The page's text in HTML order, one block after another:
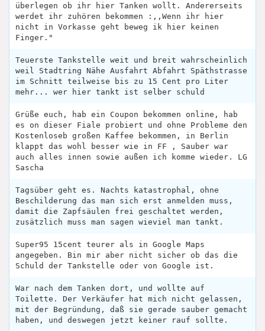
überlegen ob ihr hier Tanken wollt. Andererseits
werdet ihr zuhören bekommen :,,Wenn ihr hier
nicht in Vorkasse geht beweg ik hier keinen
Finger."
Teuerste Tankstelle weit und breit wahrscheinlich
weil Stadtring Nähe Ausfahrt Abfahrt Späthstrasse
im Schnitt teilweise bis zu 15 Cent pro Liter
mehr... wer hier tankt ist selber schuld
Grüße euch, hab ein Coupon bekommen online, hab
es on dieser Fiale probiert und ohne Probleme den
Kostenloseb großen Kaffee bekommen, in Berlin
klappt das wohl besser wie in FF , Sauber war
auch alles innen sowie außen ich komme wieder. LG
Sascha
Tagsüber geht es. Nachts katastrophal, ohne
Beschilderung das man sich erst anmelden muss,
damit die Zapfsäulen frei geschaltet werden,
zusätzlich muss man sagen wieviel man tankt.
Super95 15cent teurer als in Google Maps
angegeben. Bin mir aber nicht sicher ob das die
Schuld der Tankstelle oder von Google ist.
War nach dem Tanken dort, und wollte auf
Toilette. Der Verkäufer hat mich nicht gelassen,
mit der Begründung, daß sie gerade sauber gemacht
haben, und deswegen jetzt keiner rauf sollte.